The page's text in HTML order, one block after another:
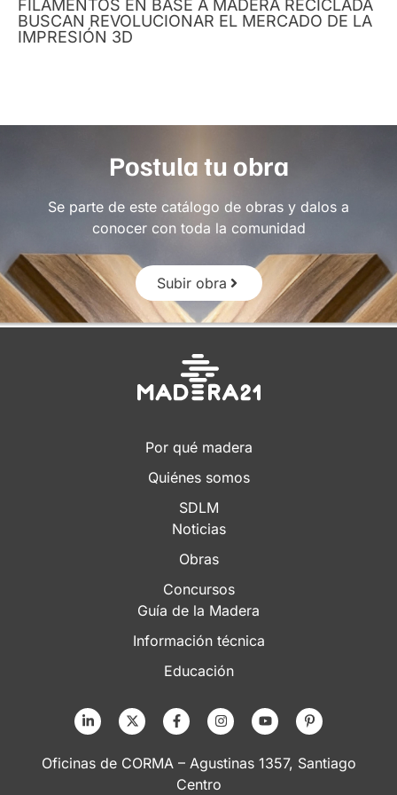
FILAMENTOS EN BASE A MADERA RECICLADA
BUSCAN REVOLUCIONAR EL MERCADO DE LA
IMPRESIÓN 3D
Postula tu obra
Se parte de este catálogo de obras y dalos a
conocer con toda la comunidad
Subir obra
Por qué madera
Quiénes somos
SDLM
Noticias
Obras
Concursos
Guía de la Madera
Información técnica
Educación
Oficinas de CORMA – Agustinas 1357, Santiago
Centro